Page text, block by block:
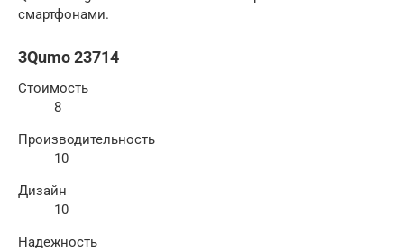
смартфонами.
3Qumo 23714
Стоимость
8
Производительность
10
Дизайн
10
Надежность